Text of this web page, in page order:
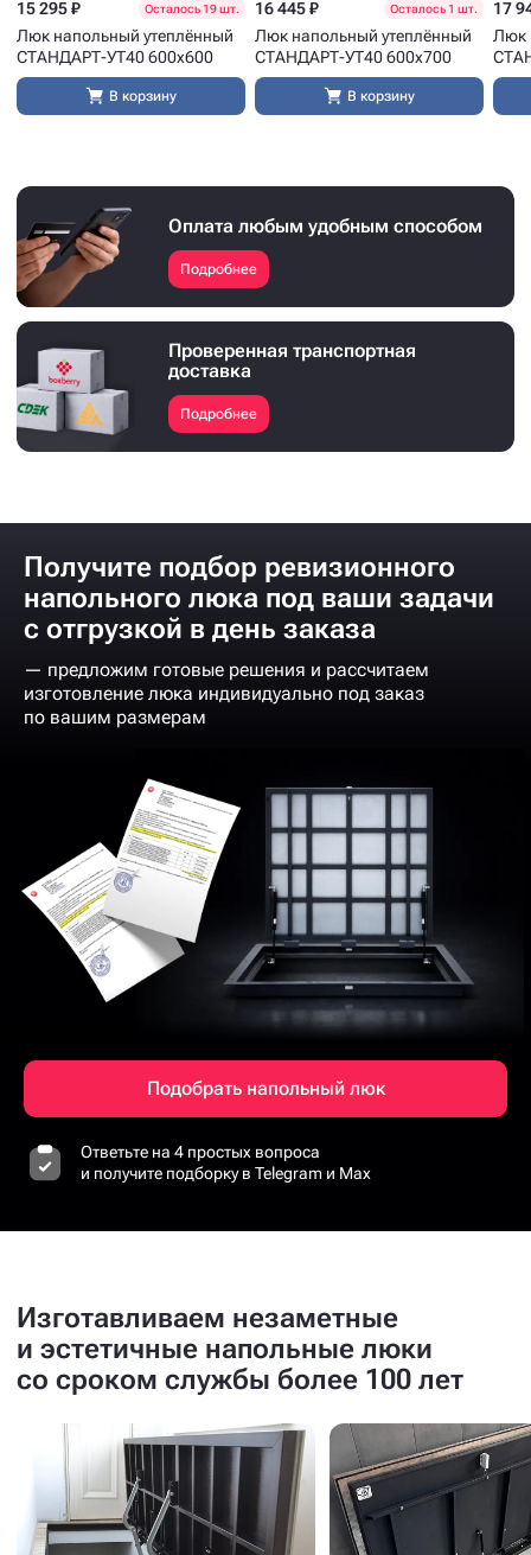
15 295 ₽ Осталось 19 шт.
Люк напольный утеплённый
СТАНДАРТ-УТ40 600x600
В корзину
16 445 ₽ Осталось 1 шт.
Люк напольный утеплённый
СТАНДАРТ-УТ40 600x700
В корзину
17
Люк
Оплата любым удобным способом
Подробнее
Проверенная транспортная
доставка
Подробнее
Получите подбор ревизионного
напольного люка под ваши задачи
с отгрузкой в день заказа
— предложим готовые решения и рассчитаем
изготовление люка индивидуально под заказ
по вашим размерам
Подобрать напольный люк
Ответьте на 4 простых вопроса
и получите подборку в Telegram и Max
Изготавливаем незаметные
и эстетичные напольные люки
со сроком службы более 100 лет